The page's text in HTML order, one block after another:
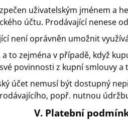
uživatelským jménem a
účtu. Prodávající nenese
není oprávněn umožnit
to zejména v případě, když
své povinnosti z kupní smlouvy
účet nemusí být dostupný
popř. nutnou
V. Platební